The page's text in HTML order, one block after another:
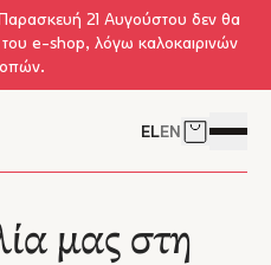
21 Αυγούστου δεν θα
του e-shop, λόγω καλοκαιρινών
ELEN Δείτε το
μας στη